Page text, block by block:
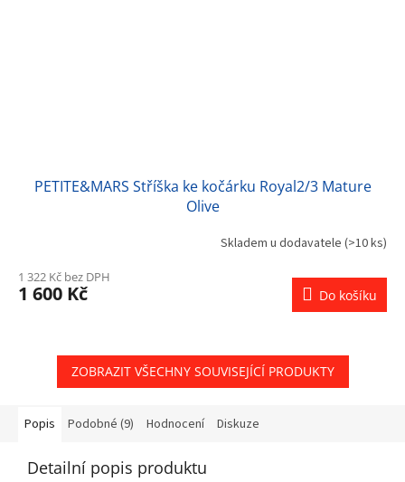
PETITE&MARS Stříška ke kočárku Royal2/3 Mature
Olive
Skladem u dodavatele (>10 ks)
1 322 Kč bez DPH
1 600 Kč Do košíku
ZOBRAZIT VŠECHNY SOUVISEJÍCÍ PRODUKTY
Popis Podobné (9) Hodnocení Diskuze
Detailní popis produktu